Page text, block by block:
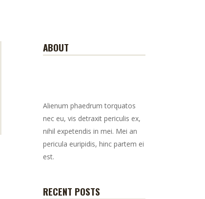
ABOUT
Alienum phaedrum torquatos
nec eu, vis detraxit periculis ex,
nihil expetendis in mei. Mei an
pericula euripidis, hinc partem ei
est.
RECENT POSTS